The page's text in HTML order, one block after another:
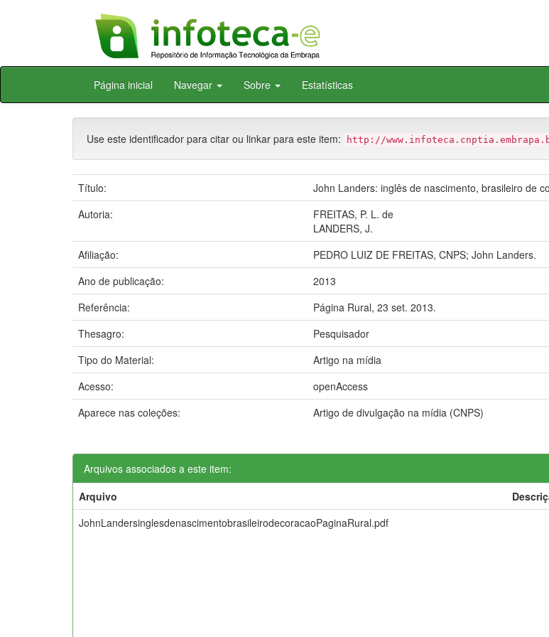
Skip
Página inicial Navegar Sobre Estatísticas
Use este identificador para citar ou linkar para este item: http://
Título:
John Landers: inglês de nascimento, brasileiro de
Autoria:
FREITAS, P. L. de
LANDERS, J.
Afiliação:
PEDRO LUIZ DE FREITAS, CNPS; John Landers.
Ano de publicação:
2013
Referência:
Página Rural, 23 set. 2013.
Thesagro:
Pesquisador
Tipo do Material:
Artigo na mídia
Acesso:
openAccess
Aparece nas coleções:
Artigo de divulgação na mídia (CNPS)
Arquivos associados a este item:
Arquivo
JohnLandersinglesdenascimentobrasileirodecoracaoPaginaRural.pdf